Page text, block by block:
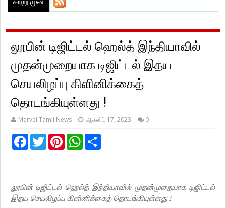
லூபின் டிஜிட்டல் ஹெல்த் இந்தியாவில்
முதன்முறையாக டிஜிட்டல் இதய
செயலிழப்பு கிளினிக்கைத்
தொடங்கியுள்ளது !
Marvel Tamil News ஆகஸ்ட் 17, 2023 0
F
o
k
T
w
r
P
e
t
W
p
p
லூபின் டிஜிட்டல் ஹெல்த் இந்தியாவில் முதன்முறையாக டிஜிட்டல்
இதய செயலிழப்பு கிளினிக்கைத் தொடங்கியுள்ளது !